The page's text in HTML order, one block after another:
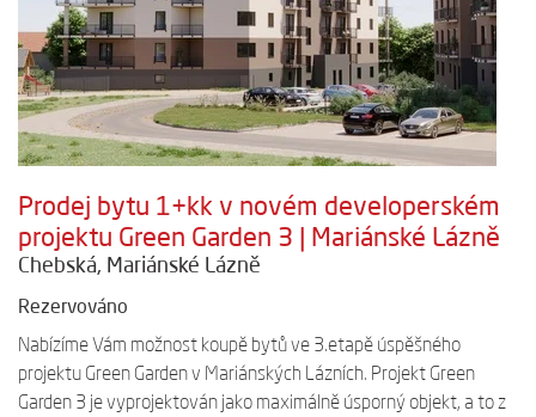
Prodej bytu 1+kk v novém developerském
projektu Green Garden 3 | Mariánské Lázně
Chebská, Mariánské Lázně
Rezervováno
Nabízíme Vám možnost koupě bytů ve 3.etapě úspěšného
projektu Green Garden v Mariánských Lázních. Projekt Green
Garden 3 je vyprojektován jako maximálně úsporný objekt, a to z